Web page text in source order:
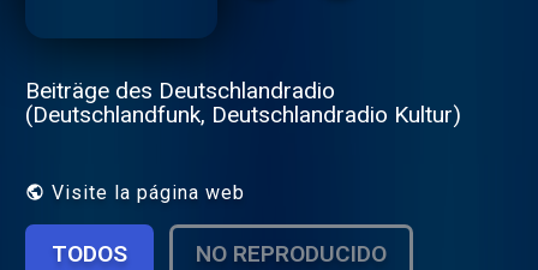
Beiträge des Deutschlandradio
(Deutschlandfunk, Deutschlandradio Kultur)
Visite la página web
TODOS NO REPRODUCIDO